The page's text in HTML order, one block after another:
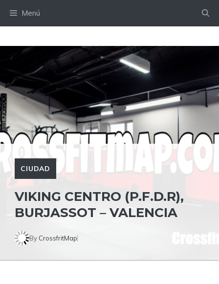
Menú
CIUDAD
VIKING CENTRO (P.F.D.R),
BURJASSOT – VALENCIA
By CrossfritMap